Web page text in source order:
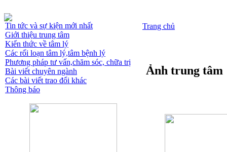
Tin tức và sự kiện mới nhất
Giới thiệu trung tâm
Kiến thức về tâm lý
Các rối loạn tâm lý,tâm bệnh lý
Phương pháp tư vấn,chăm sóc, chữa trị
Bài viết chuyên ngành
Các bài viết trao đổi khác
Thông báo
Trang chủ
Ảnh trung tâm